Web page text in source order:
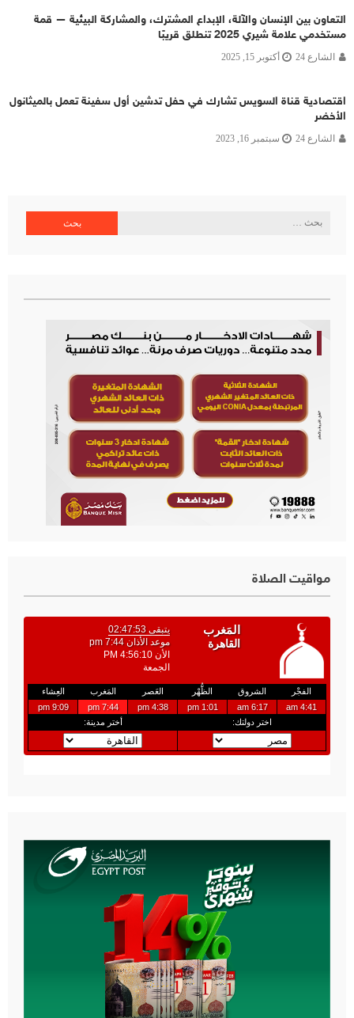
التعاون بين الإنسان والآلة، الإبداع المشترك، والمشاركة البيئية — قمة
مستخدمي علامة شيري 2025 تنطلق قريبًا
الشارع 24 أكتوبر 15, 2025
اقتصادية قناة السويس تشارك في حفل تدشين أول سفينة تعمل بالميثانول
الأخضر
الشارع 24 سبتمبر 16, 2023
البحث
مواقيت الصلاة